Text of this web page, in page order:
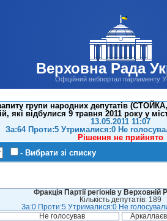
Верховна Рада
Офіційний вебпортал парламенту
групи народних депутатів
які відбулися 9 травня 2011 року у
13.05.2011 11:07
За:64 Проти:5 Утрималися:0 Не
Рішення не прийнято
- Вибрати зі списку
Фракція Партії регіонів у Верховній
Кількість депутатів: 189
За:0 Проти:5 Утрималися:0 Не
Не голосував